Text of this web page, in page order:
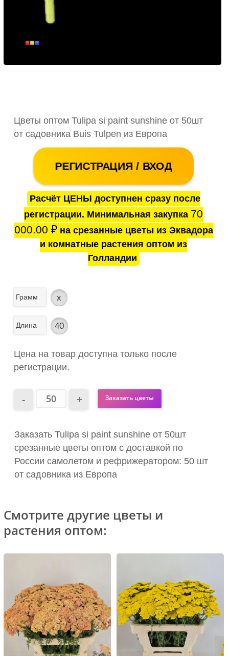
Цветы оптом Tulipa si paint sunshine от 50шт
от садовника Buis Tulpen из Европа
РЕГИСТРАЦИЯ / ВХОД
Расчёт ЦЕНЫ доступнен сразу после
регистрации. Минимальная закупка 70
000.00 ₽на срезанные цветы из Эквадора
и комнатные растения оптом из
Голландии
Грамм x
Длина 40
Цена на товар доступна только после
регистрации.
Заказать цветы
Заказать Tulipa si paint sunshine от 50шт
срезанные цветы оптом с доставкой по
России самолетом и рефрижератором: 50 шт
от садовника из Европа
Смотрите другие цветы и
растения оптом: